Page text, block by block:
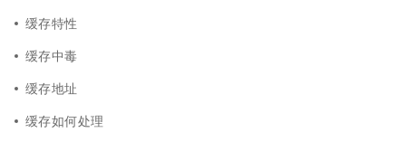
缓存特性
缓存中毒
缓存地址
缓存如何处理